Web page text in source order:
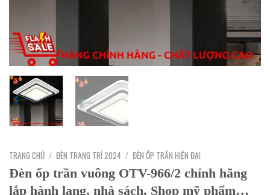
TRANG CHỦ / ĐÈN TRANG TRÍ 2024 / ĐÈN ỐP TRẦN HIỆN ĐẠI
Đèn ốp trần vuông OTV-966/2 chính hãng
lắp hành lang, nhà sách, Shop mỹ phẩm…